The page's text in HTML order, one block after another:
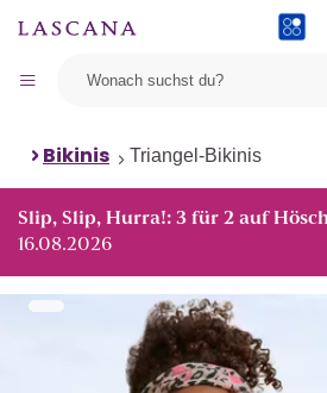
Bikinis Triangel-Bikinis
Slip, Slip, Hurra!: 3 für 2 auf
16.08.2026